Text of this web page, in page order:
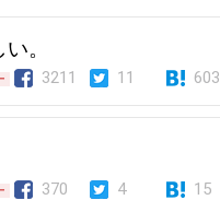
。
3211 11 603
370 4 15